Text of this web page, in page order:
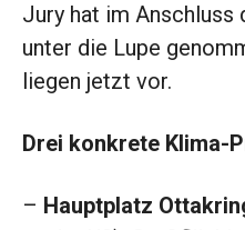
Jury hat im Anschluss
unter die Lupe
liegen jetzt vor.
Drei konkrete Klima-
– Hauptplatz